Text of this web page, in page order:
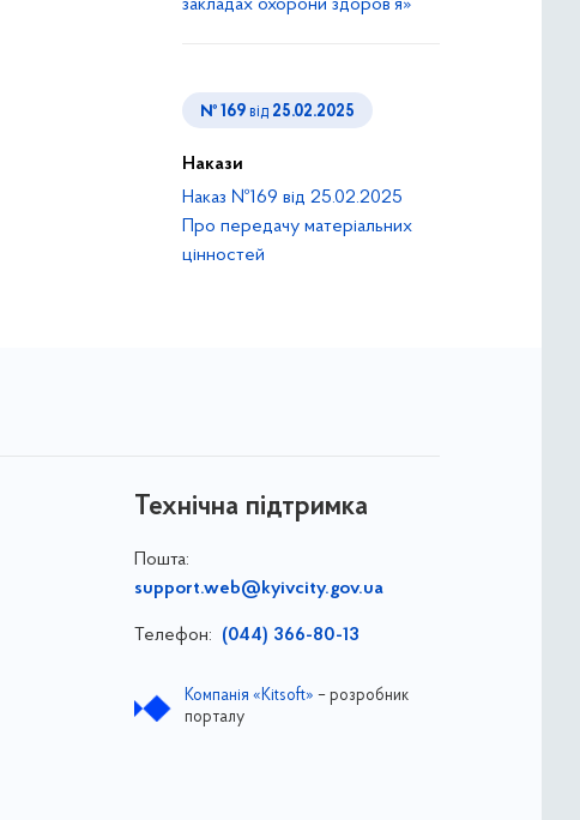
закладах охорони здоров’я»
№ 169 від 25.02.2025
Накази
Наказ №169 від 25.02.2025
Про передачу матеріальних
цінностей
Технічна підтримка
Пошта:
support.web@kyivcity.gov.ua
Телефон: (044) 366-80-13
Компанія «Kitsoft» – розробник
порталу